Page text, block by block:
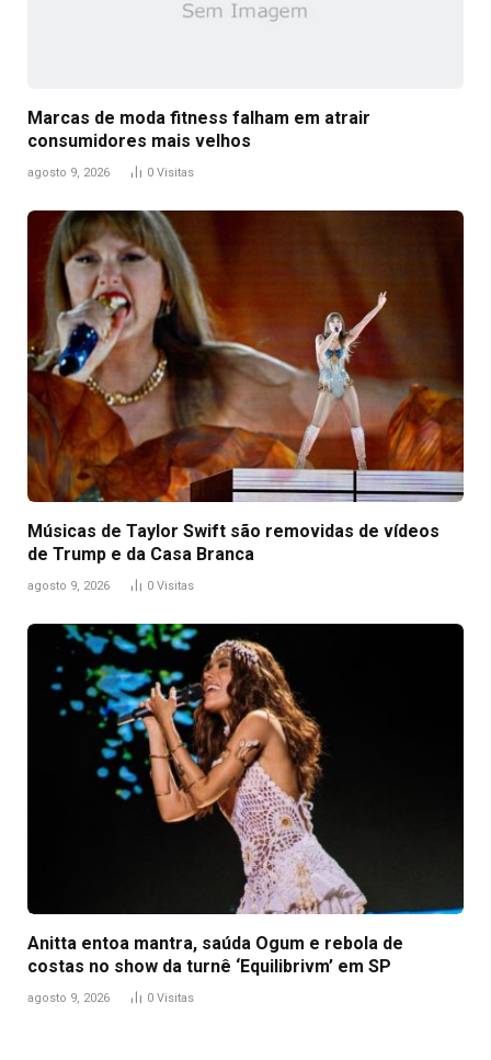
Marcas de moda fitness falham em atrair
consumidores mais velhos
agosto 9, 2026 0 Visitas
Músicas de Taylor Swift são removidas de vídeos
de Trump e da Casa Branca
agosto 9, 2026 0 Visitas
Anitta entoa mantra, saúda Ogum e rebola de
costas no show da turnê ‘Equilibrivm’ em SP
agosto 9, 2026 0 Visitas